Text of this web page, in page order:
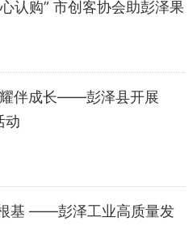
认购” 市创客协会助彭泽果
伴成长——彭泽县开展
动
基 ——彭泽工业高质量发